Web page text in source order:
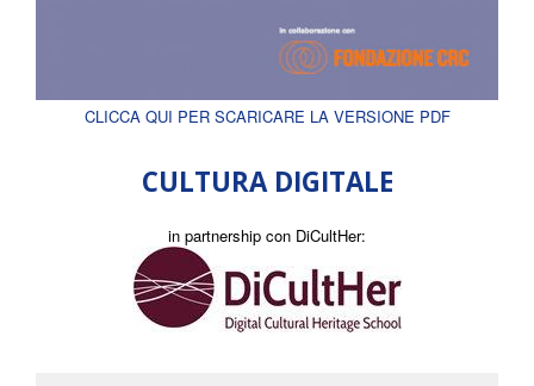
CLICCA QUI PER SCARICARE LA VERSIONE PDF
CULTURA DIGITALE
in partnership con DiCultHer: